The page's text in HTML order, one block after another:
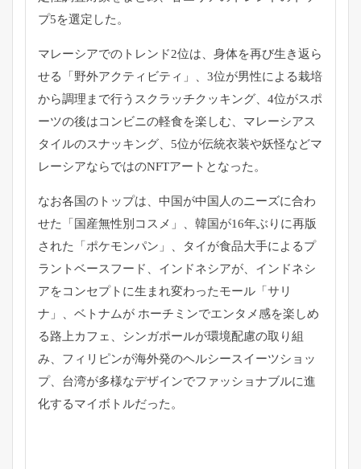
プ5を選定した。
マレーシアでのトレンド2位は、身体を再び生き返ら
せる「野外アクティビティ」、3位が男性による栽培
から調理まで行うスクラッチクッキング、4位がスポ
ーツの後はコンビニの軽食を楽しむ、マレーシアス
タイルのスナッキング、5位が伝統衣装や妖怪などマ
レーシアならではのNFTアートとなった。
なお各国のトップは、中国が中国人のニーズに合わ
せた「国産無性別コスメ」、韓国が16年ぶりに再版
された「ポケモンパン」、タイが食品大手によるプ
ラントベースフード、インドネシアが、インドネシ
アをコンセプトに生まれ変わったモール「サリ
ナ」、ベトナムが ホーチミンでエンタメ感を楽しめ
る路上カフェ、シンガポールが環境配慮の取り組
み、フィリピンが海外発のヘルシースイーツショッ
プ、台湾が多様なデザインでファッショナブルに進
化するマイボトルだった。